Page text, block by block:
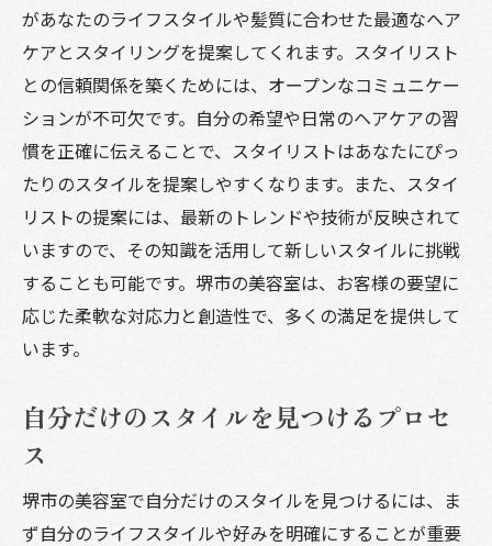
があなたのライフスタイルや髪質に合わせた最適なヘア
ケアとスタイリングを提案してくれます。スタイリスト
との信頼関係を築くためには、オープンなコミュニケー
ションが不可欠です。自分の希望や日常のヘアケアの習
慣を正確に伝えることで、スタイリストはあなたにぴっ
たりのスタイルを提案しやすくなります。また、スタイ
リストの提案には、最新のトレンドや技術が反映されて
いますので、その知識を活用して新しいスタイルに挑戦
することも可能です。堺市の美容室は、お客様の要望に
応じた柔軟な対応力と創造性で、多くの満足を提供して
います。
自分だけのスタイルを見つけるプロセ
ス
堺市の美容室で自分だけのスタイルを見つけるには、ま
ず自分のライフスタイルや好みを明確にすることが重要